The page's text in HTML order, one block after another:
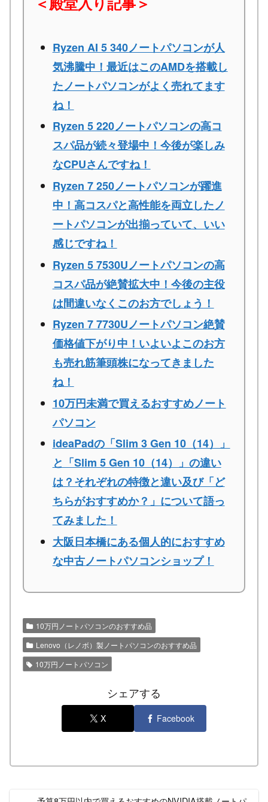
Ryzen AI 5 340ノートパソコンが人
気沸騰中！最近はこのAMDを搭載し
たノートパソコンがよく売れてます
ね！
Ryzen 5 220ノートパソコンの高コ
スパ品が続々登場中！今後が楽しみ
なCPUさんですね！
Ryzen 7 250ノートパソコンが躍進
中！高コスパと高性能を両立したノ
ートパソコンが出揃っていて、いい
感じですね！
Ryzen 5 7530Uノートパソコンの高
コスパ品が絶賛拡大中！今後の主役
は間違いなくこのお方でしょう！
Ryzen 7 7730Uノートパソコン絶賛
価格値下がり中！いよいよこのお方
も売れ筋筆頭株になってきました
ね！
10万円未満で買えるおすすめノート
パソコン
ideaPadの「Slim 3 Gen 10（14）」
と「Slim 5 Gen 10（14）」の違い
は？それぞれの特徴と違い及び「ど
ちらがおすすめか？」について語っ
てみました！
大阪日本橋にある個人的におすすめ
な中古ノートパソコンショップ！
10万円ノートパソコンのおすすめ品
Lenovo（レノボ）製ノートパソコンのおすすめ品
10万円ノートパソコン
シェアする
X Facebook